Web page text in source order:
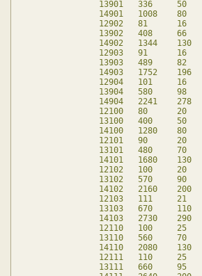
13901	336	50	-	db
14901	1008	80	-	db
12902	81	16	17	db
13902	408	66	8	db
14902	1344	130	-	db
12903	91	16	27	db
13903	489	82	25	db
14903	1752	196	8	db
12904	101	16	37	db
13904	580	98	53	db
14904	2241	278	33	db
12100	80	20	-	db
13100	400	50	-	db
14100	1280	80	-	db
12101	90	20	10	db
13101	480	70	-	db
14101	1680	130	-	db
12102	100	20	20	db
13102	570	90	10	db
14102	2160	200	-	db
12103	111	21	27	db
13103	670	110	30	db
14103	2730	290	10	db
12110	100	25	-	db
13110	560	70	-	db
14110	2080	130	-	db
12111	110	25	10	db
13111	660	95	-	db